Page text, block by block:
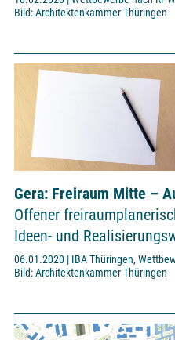
Bild: Architektenkammer Thüringen
Gera: Freiraum Mitte –
Offener
Ideen- und
06.01.2020 | IBA Thüringen,
Bild: Architektenkammer Thüringen